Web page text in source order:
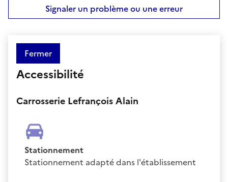
Signaler un problème ou une erreur
Fermer
Accessibilité
Carrosserie Lefrançois Alain
Stationnement
Stationnement adapté dans l'établissement